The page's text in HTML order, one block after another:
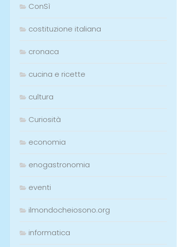
ConSì
costituzione italiana
cronaca
cucina e ricette
cultura
Curiosità
economia
enogastronomia
eventi
ilmondocheiosono.org
informatica